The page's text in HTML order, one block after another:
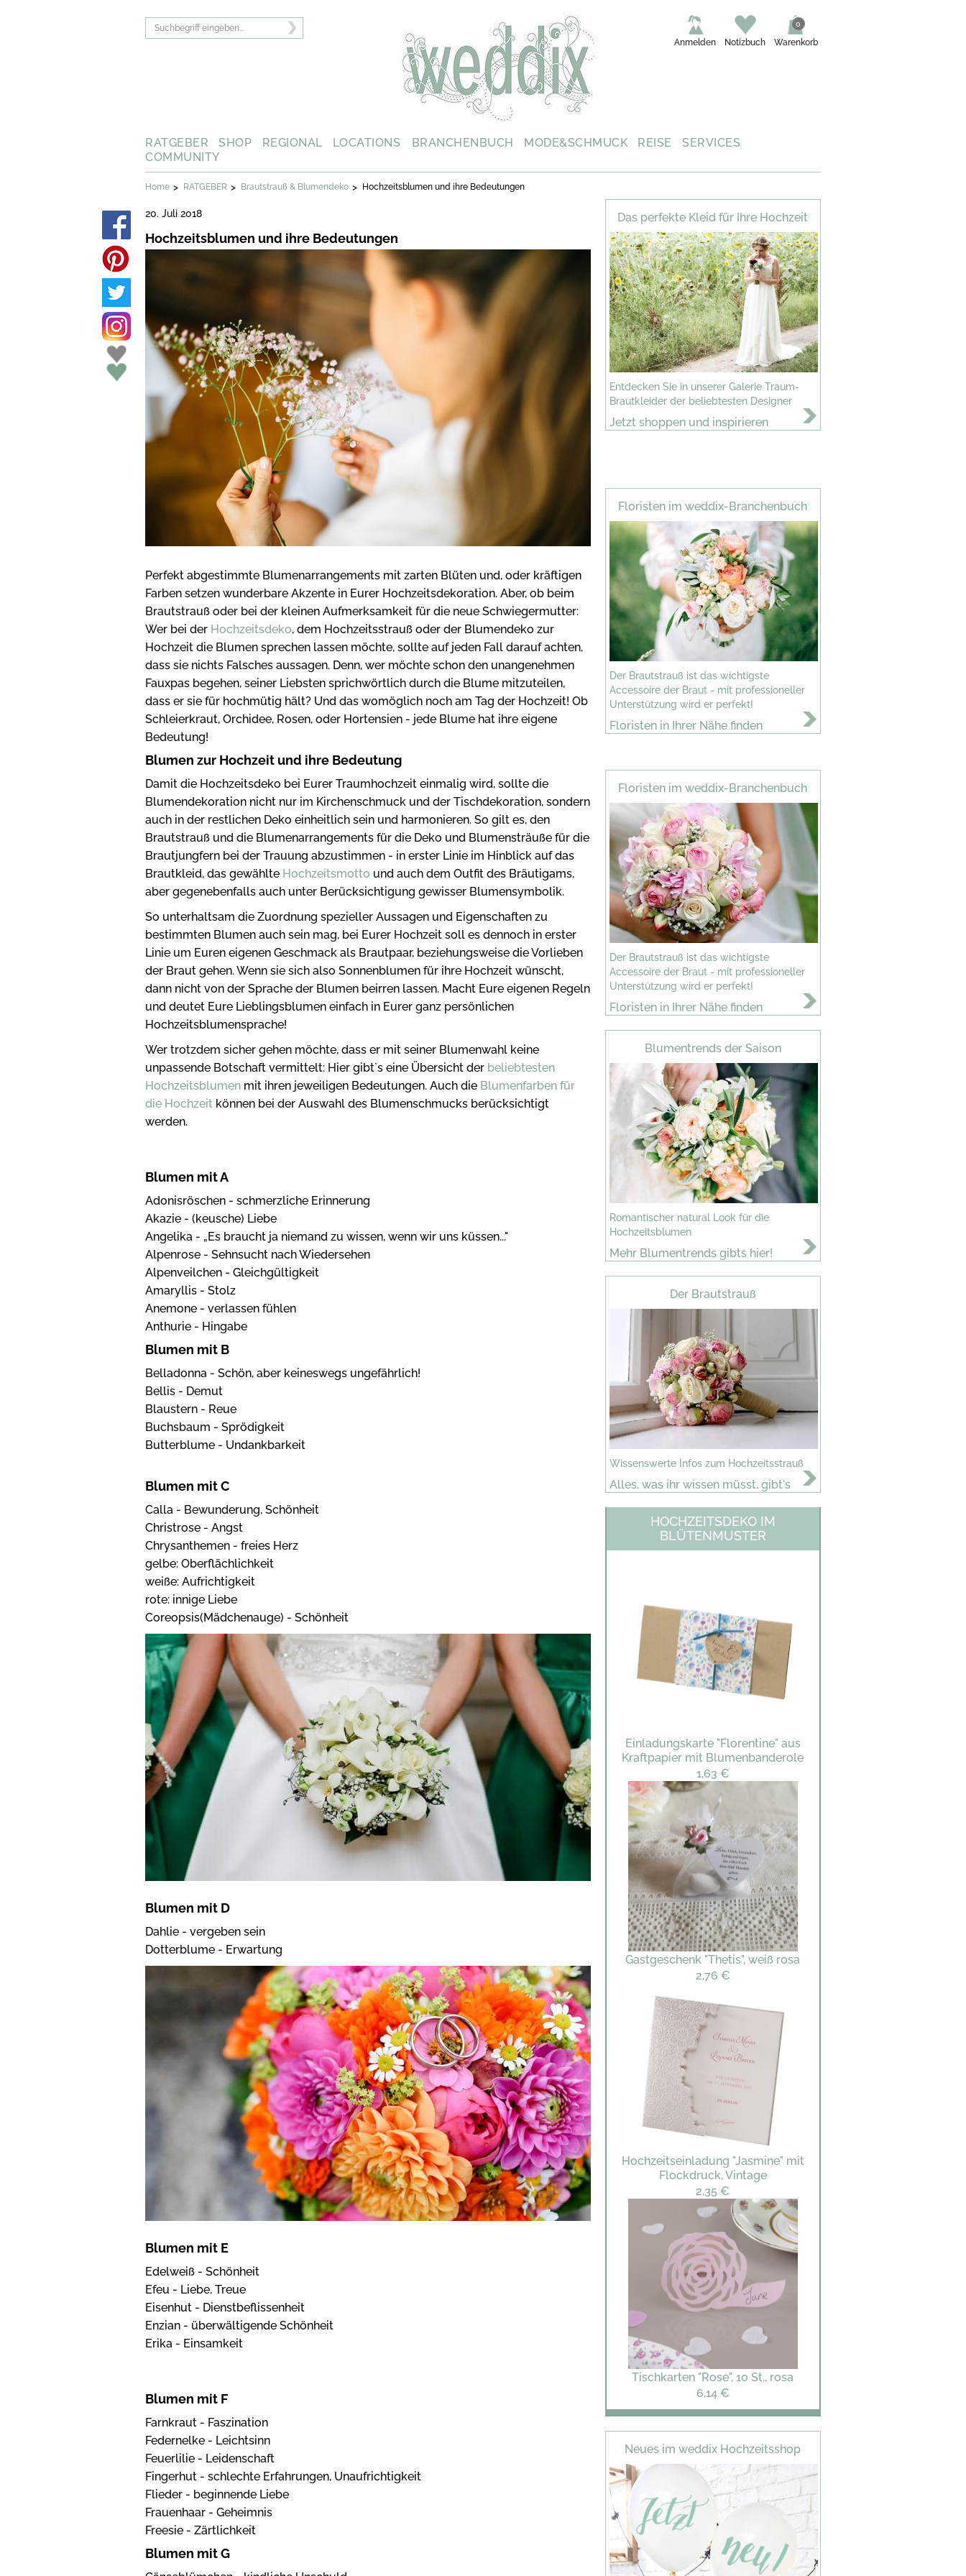
Warenkorb
0
Notizbuch
Anmelden
RATGEBER SHOP REGIONAL LOCATIONS BRANCHENBUCH MODE&SCHMUCK REISE
SERVICES
COMMUNITY
Home > RATGEBER > Brautstrauß & Blumendeko > Hochzeitsblumen und ihre Bedeutungen
20. Juli 2018
Hochzeitsblumen und ihre Bedeutungen
Perfekt abgestimmte Blumenarrangements mit zarten Blüten und, oder kräftigen
Farben setzen wunderbare Akzente in Eurer Hochzeitsdekoration. Aber, ob beim
Brautstrauß oder bei der kleinen Aufmerksamkeit für die neue Schwiegermutter:
Wer bei der Hochzeitsdeko, dem Hochzeitsstrauß oder der Blumendeko zur
Hochzeit die Blumen sprechen lassen möchte, sollte auf jeden Fall darauf achten,
dass sie nichts Falsches aussagen. Denn, wer möchte schon den unangenehmen
Fauxpas begehen, seiner Liebsten sprichwörtlich durch die Blume mitzuteilen,
dass er sie für hochmütig hält? Und das womöglich noch am Tag der Hochzeit! Ob
Schleierkraut, Orchidee, Rosen, oder Hortensien - jede Blume hat ihre eigene
Bedeutung!
Blumen zur Hochzeit und ihre Bedeutung
Damit die Hochzeitsdeko bei Eurer Traumhochzeit einmalig wird, sollte die
Blumendekoration nicht nur im Kirchenschmuck und der Tischdekoration, sondern
auch in der restlichen Deko einheitlich sein und harmonieren. So gilt es, den
Brautstrauß und die Blumenarrangements für die Deko und Blumensträuße für die
Brautjungfern bei der Trauung abzustimmen - in erster Linie im Hinblick auf das
Brautkleid, das gewählte Hochzeitsmotto und auch dem Outfit des Bräutigams,
aber gegenebenfalls auch unter Berücksichtigung gewisser Blumensymbolik.
So unterhaltsam die Zuordnung spezieller Aussagen und Eigenschaften zu
bestimmten Blumen auch sein mag, bei Eurer Hochzeit soll es dennoch in erster
Linie um Euren eigenen Geschmack als Brautpaar, beziehungsweise die Vorlieben
der Braut gehen. Wenn sie sich also Sonnenblumen für ihre Hochzeit wünscht,
dann nicht von der Sprache der Blumen beirren lassen. Macht Eure eigenen Regeln
und deutet Eure Lieblingsblumen einfach in Eurer ganz persönlichen
Hochzeitsblumensprache!
Wer trotzdem sicher gehen möchte, dass er mit seiner Blumenwahl keine
unpassende Botschaft vermittelt: Hier gibt`s eine Übersicht der beliebtesten
Hochzeitsblumen mit ihren jeweiligen Bedeutungen. Auch die Blumenfarben für
die Hochzeit können bei der Auswahl des Blumenschmucks berücksichtigt
werden.
Blumen mit A
Adonisröschen - schmerzliche Erinnerung
Akazie - (keusche) Liebe
Angelika - „Es braucht ja niemand zu wissen, wenn wir uns küssen..."
Alpenrose - Sehnsucht nach Wiedersehen
Alpenveilchen - Gleichgültigkeit
Amaryllis - Stolz
Anemone - verlassen fühlen
Anthurie - Hingabe
Blumen mit B
Belladonna - Schön, aber keineswegs ungefährlich!
Bellis - Demut
Blaustern - Reue
Buchsbaum - Sprödigkeit
Butterblume - Undankbarkeit
Blumen mit C
Calla - Bewunderung, Schönheit
Christrose - Angst
Chrysanthemen - freies Herz
gelbe: Oberflächlichkeit
weiße: Aufrichtigkeit
rote: innige Liebe
Coreopsis(Mädchenauge) - Schönheit
Blumen mit D
Dahlie - vergeben sein
Dotterblume - Erwartung
Blumen mit E
Edelweiß - Schönheit
Efeu - Liebe, Treue
Eisenhut - Dienstbeflissenheit
Enzian - überwältigende Schönheit
Erika - Einsamkeit
Blumen mit F
Farnkraut - Faszination
Federnelke - Leichtsinn
Feuerlilie - Leidenschaft
Fingerhut - schlechte Erfahrungen, Unaufrichtigkeit
Flieder - beginnende Liebe
Frauenhaar - Geheimnis
Freesie - Zärtlichkeit
Blumen mit G
Das perfekte Kleid für Ihre Hochzeit
Entdecken Sie in unserer Galerie Traum-
Brautkleider der beliebtesten Designer
Jetzt shoppen und inspirieren
Floristen im weddix-Branchenbuch
Der Brautstrauß ist das wichtigste
Accessoire der Braut - mit professioneller
Unterstützung wird er perfekt!
Floristen in Ihrer Nähe finden
Floristen im weddix-Branchenbuch
Der Brautstrauß ist das wichtigste
Accessoire der Braut - mit professioneller
Unterstützung wird er perfekt!
Floristen in Ihrer Nähe finden
Blumentrends der Saison
Romantischer natural Look für die
Hochzeitsblumen
Mehr Blumentrends gibts hier!
Der Brautstrauß
Wissenswerte Infos zum Hochzeitsstrauß
Alles, was ihr wissen müsst, gibt's
HOCHZEITSDEKO IM
BLÜTENMUSTER
Einladungskarte "Florentine" aus
Kraftpapier mit Blumenbanderole
1,63 €
Gastgeschenk "Thetis", weiß rosa
2,76 €
Hochzeitseinladung "Jasmine" mit
Flockdruck, Vintage
2,35 €
Tischkarten "Rose", 10 St., rosa
6,14 €
Neues im weddix Hochzeitsshop